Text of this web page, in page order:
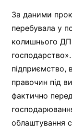
За даними
перебувала у
колишнього ДП
підприємство,
правочин під
фактично
облаштування